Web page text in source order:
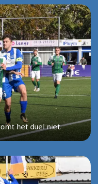
het duel niet.